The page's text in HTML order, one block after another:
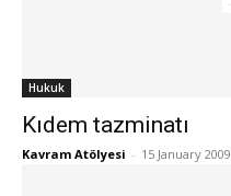
Hukuk
Kıdem tazminatı
Kavram Atölyesi - 15 January 2009